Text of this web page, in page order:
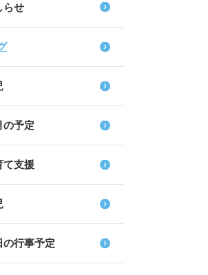
らせ
の予定
て支援
の行事予定